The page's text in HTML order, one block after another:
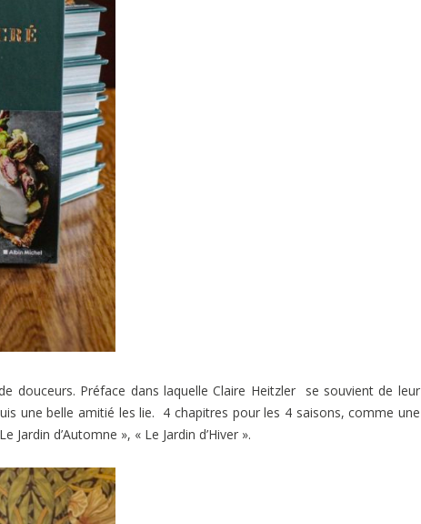
douceurs. Préface dans laquelle Claire Heitzler se souvient de leur
une belle amitié les lie. 4 chapitres pour les 4 saisons, comme une
Jardin d’Automne », « Le Jardin d’Hiver ».